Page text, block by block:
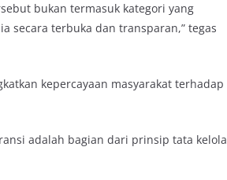
bukan termasuk kategori yang
secara terbuka dan transparan,” tegas
kepercayaan masyarakat terhadap
adalah bagian dari prinsip tata kelola